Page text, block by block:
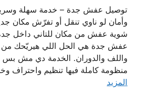
توصيل عفش جدة – خدمة سهلة
وأمان لو ناوي تنقل أو تفرّش مكان
شوية عفش من مكان للتاني داخل
عفش جدة هي الحل اللي هيريّحك من
واللف والدوران. الخدمة دي مش بس
منظومة كاملة فيها تنظيم واحتراف
المزيد